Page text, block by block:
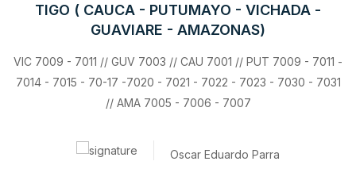
TIGO ( CAUCA - PUTUMAYO - VICHADA -
GUAVIARE - AMAZONAS)
VIC 7009 - 7011 // GUV 7003 // CAU 7001 // PUT 7009 - 7011 -
7014 - 7015 - 70-17 -7020 - 7021 - 7022 - 7023 - 7030 - 7031
// AMA 7005 - 7006 - 7007
Oscar Eduardo Parra